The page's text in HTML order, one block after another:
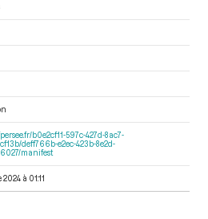
b0e2cf11-597c-427d-8ac7-
deff766b-e2ec-423b-8e2d-
manifest
2024 à 01:11